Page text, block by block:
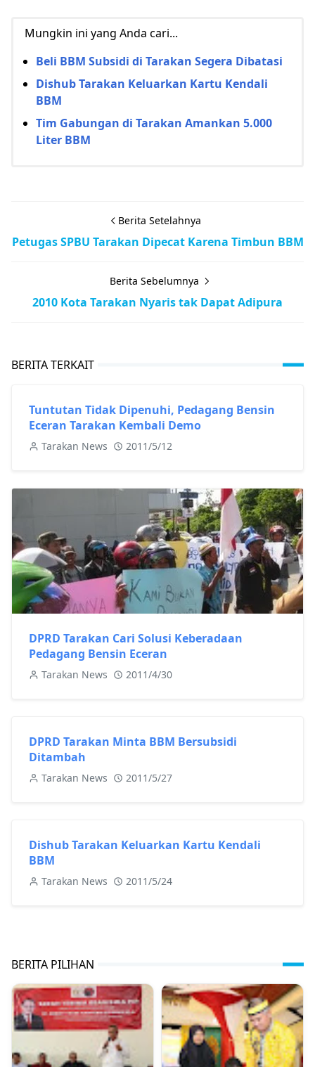
Mungkin ini yang Anda cari...
Beli BBM Subsidi di Tarakan Segera Dibatasi
Dishub Tarakan Keluarkan Kartu Kendali
BBM
Tim Gabungan di Tarakan Amankan 5.000
Liter BBM
Berita Setelahnya
Petugas SPBU Tarakan Dipecat Karena Timbun BBM
Berita Sebelumnya
2010 Kota Tarakan Nyaris tak Dapat Adipura
BERITA TERKAIT
Tuntutan Tidak Dipenuhi, Pedagang Bensin
Eceran Tarakan Kembali Demo
Tarakan News 2011/5/12
DPRD Tarakan Cari Solusi Keberadaan
Pedagang Bensin Eceran
Tarakan News 2011/4/30
DPRD Tarakan Minta BBM Bersubsidi
Ditambah
Tarakan News 2011/5/27
Dishub Tarakan Keluarkan Kartu Kendali
BBM
Tarakan News 2011/5/24
BERITA PILIHAN